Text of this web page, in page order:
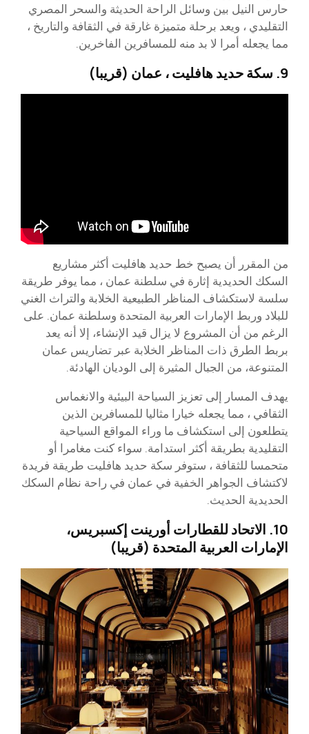
حارس النيل بين وسائل الراحة الحديثة والسحر المصري
التقليدي ، ويعد برحلة متميزة غارقة في الثقافة والتاريخ ،
مما يجعله أمرا لا بد منه للمسافرين الفاخرين.
9. سكة حديد هافليت ، عمان (قريبا)
من المقرر أن يصبح خط حديد هافليت أكثر مشاريع
السكك الحديدية إثارة في سلطنة عمان ، مما يوفر طريقة
سلسة لاستكشاف المناظر الطبيعية الخلابة والتراث الغني
للبلاد وربط الإمارات العربية المتحدة وسلطنة عمان. على
الرغم من أن المشروع لا يزال قيد الإنشاء، إلا أنه يعد
بربط الطرق ذات المناظر الخلابة عبر تضاريس عمان
المتنوعة، من الجبال المثيرة إلى الوديان الهادئة.
يهدف المسار إلى تعزيز السياحة البيئية والانغماس
الثقافي ، مما يجعله خيارا مثاليا للمسافرين الذين
يتطلعون إلى استكشاف ما وراء المواقع السياحية
التقليدية بطريقة أكثر استدامة. سواء كنت مغامرا أو
متحمسا للثقافة ، ستوفر سكة حديد هافليت طريقة فريدة
لاكتشاف الجواهر الخفية في عمان في راحة نظام السكك
الحديدية الحديث.
10. الاتحاد للقطارات أورينت إكسبريس،
الإمارات العربية المتحدة (قريبا)